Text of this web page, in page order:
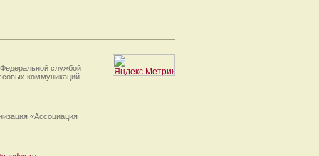
службой
коммуникаций
«Ассоциация